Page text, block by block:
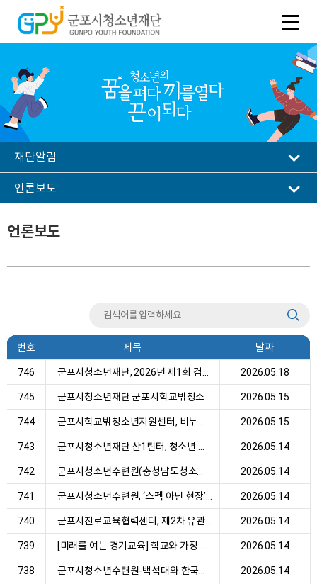
재단알림
언론보도
언론보도
번호 제목 날짜
746 2026.05.18
745 2026.05.15
744 2026.05.15
743 2026.05.14
742 군포시청소년수련원(충청남도청소년수련시설협회 ... 2026.05.14
741 2026.05.14
740 2026.05.14
739 2026.05.14
738 2026.05.14